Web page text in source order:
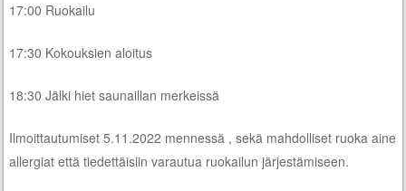
17:00 Ruokailu
17:30 Kokouksien aloitus
18:30 Jälki hiet saunaillan merkeissä
Ilmoittautumiset 5.11.2022 mennessä , sekä mahdolliset ruoka aine
allergiat että tiedettäisiin varautua ruokailun järjestämiseen.